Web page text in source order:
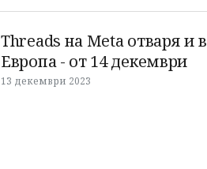
Threads на Meta отваря и в
Европа - от 14 декември
13 декември 2023